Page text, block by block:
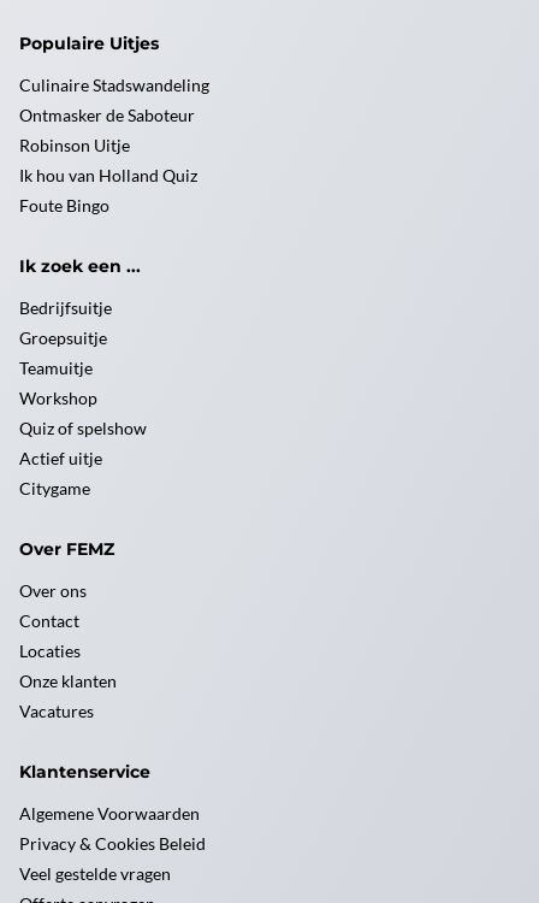
Populaire Uitjes
Culinaire Stadswandeling
Ontmasker de Saboteur
Robinson Uitje
Ik hou van Holland Quiz
Foute Bingo
Ik zoek een ...
Bedrijfsuitje
Groepsuitje
Teamuitje
Workshop
Quiz of spelshow
Actief uitje
Citygame
Over FEMZ
Over ons
Contact
Locaties
Onze klanten
Vacatures
Klantenservice
Algemene Voorwaarden
Privacy & Cookies Beleid
Veel gestelde vragen